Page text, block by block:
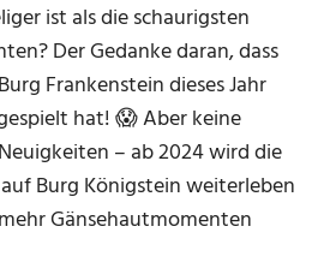
ist als die schaurigsten
Der Gedanke daran, dass
Frankenstein dieses Jahr
hat! 😱 Aber keine
– ab 2024 wird die
Burg Königstein weiterleben
Gänsehautmomenten